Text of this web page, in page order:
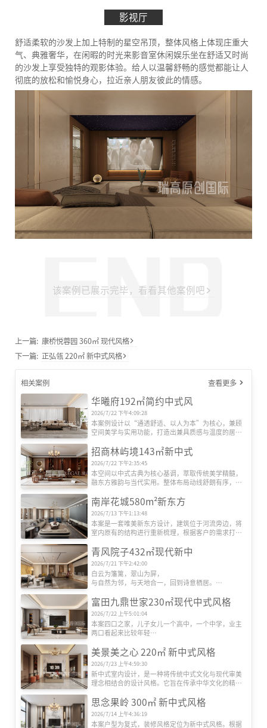
影视厅
舒适柔软的沙发上加上特制的星空吊顶，整体风格上体现庄重大
气、典雅奢华，在闲暇的时光来影音室休闲娱乐坐在舒适又时尚
的沙发上享受独特的观影体验。给人以温馨舒畅的感觉都能让人
彻底的放松和愉悦身心，拉近亲人朋友彼此的情感。
该案例已展示完毕，看看其他案例吧
上一篇: 康桥悦蓉园 360㎡ 现代风格
下一篇: 正弘瓴 220㎡ 新中式风格
相关案例 查看更多
华曦府192㎡简约中式风
2026/7/22 下午4:09:28
本案例设计以“通透舒适、以人为本”为核心，兼顾
空间美学与实用功能，打造出兼具质感与温度的居住
分区清晰合理。
招商林屿境143㎡新中式
2026/7/22 下午2:35:45
本空间以中式古典为核心基调，萃取传统美学精髓，
融东方雅韵与当代实用。整体布局动线舒朗有序，博
以留白墙面，尽显中式空间的庄重与内敛。
南岸花城580m²新东方
2026/7/13 下午1:13:48
本案是一套唯美新东方设计，建筑位于河流旁边，将
室内原有的结构进行重新梳理，根据客户的需求打造
称，充分的把户外的美景与室内进行了延伸结合。
青风院子432㎡现代新中
2026/7/21 下午2:42:00
白云为籓篱，翠山为屏，
与自然为邻，与天地合一，回到诗意栖居。
深刻影响着人们对生活空间的理解与塑造。
影、动线、人文有机融合，打造自然舒适的家庭氛
围。
富田九鼎世家230㎡现代中式风格
2026/7/22 上午5:01:04
本案四口之家，儿子女儿一个高中，一个中学，业主
两口看起来比较年轻
格定位现代中式
天圆地方，胡桃木色和岩板结合厚重质感，新中式的
玄关柜搭配绿植小景
中式韵味呈现
美景美之心 220㎡ 新中式风格
2026/7/23 上午4:59:30
新中式室内设计，是一种将传统中式文化与现代审美
理念相结合的设计风格。它旨在传承中华文化的精
底蕴又不失现代感的生活空间。
思念果岭 300㎡ 新中式风格
2026/7/14 上午4:36:19
本案户型为复式，装修风格定位为新中式风格。根据